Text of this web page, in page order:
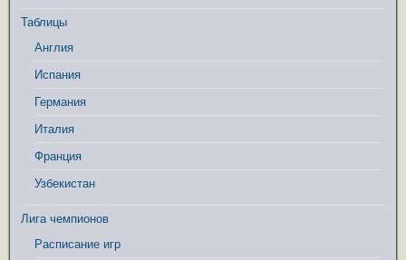
Таблицы
Англия
Испания
Германия
Италия
Франция
Узбекистан
Лига чемпионов
Расписание игр